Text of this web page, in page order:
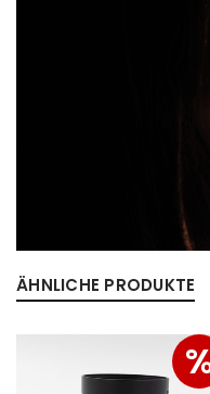
ÄHNLICHE PRODUKTE